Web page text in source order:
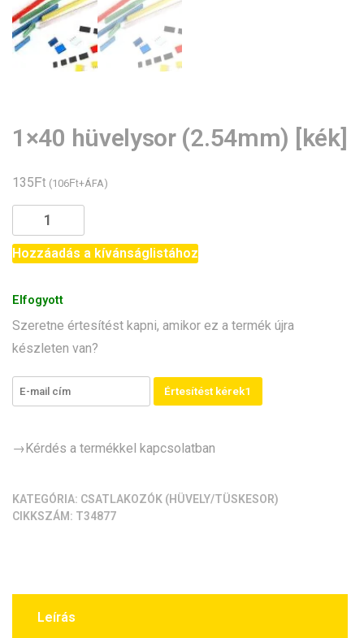
1×40 hüvelysor (2.54mm) [kék]
135Ft (106Ft+ÁFA)
hüvelysor
(2.54mm)
mennyiség
Hozzáadás a kívánságlistához
Elfogyott
Szeretne értesítést kapni, amikor ez a termék újra
készleten van?
Értesítést kérek1
→Kérdés a termékkel kapcsolatban
KATEGÓRIA: CSATLAKOZÓK (HÜVELY/TÜSKESOR)
CIKKSZÁM: T34877
Leírás